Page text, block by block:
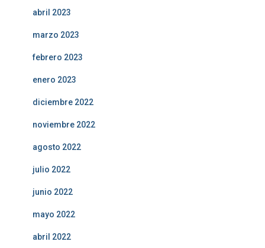
abril 2023
marzo 2023
febrero 2023
enero 2023
diciembre 2022
noviembre 2022
agosto 2022
julio 2022
junio 2022
mayo 2022
abril 2022